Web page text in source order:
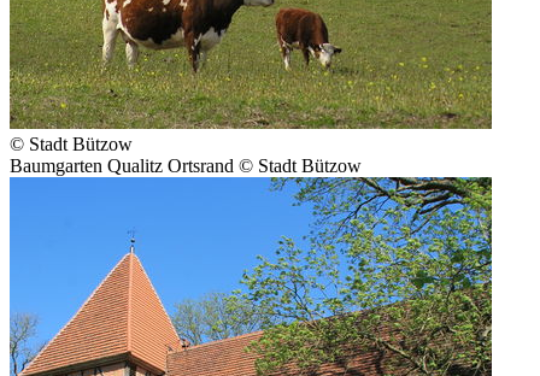
© Stadt Bützow
Baumgarten Qualitz Ortsrand © Stadt Bützow